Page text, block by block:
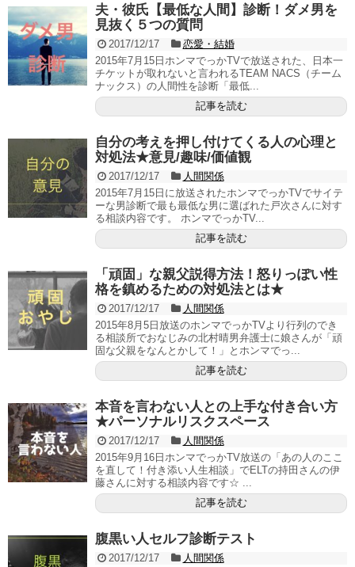
夫・彼氏【最低な人間】診断！ダメ男を
見抜く５つの質問
2017/12/17
恋愛・結婚
2015年7月15日ホンマでっかTVで放送された、日本一
チケットが取れないと言われるTEAM NACS（チーム
ナックス）の人間性を診断「最低...
記事を読む
自分の考えを押し付けてくる人の心理と
対処法★意見/趣味/価値観
2017/12/17
人間関係
2015年7月15日に放送されたホンマでっかTVでサイテ
ーな男診断で最も最低な男に選ばれた戸次さんに対す
る相談内容です。 ホンマでっかTV...
記事を読む
「頑固」な親父説得方法！怒りっぽい性
格を鎮めるための対処法とは★
2017/12/17
人間関係
2015年8月5日放送のホンマでっかTVより行列のでき
る相談所でおなじみの北村晴男弁護士に娘さんが「頑
固な父親をなんとかして！」とホンマでっ...
記事を読む
本音を言わない人との上手な付き合い方
★パーソナルリスクスペース
2017/12/17
人間関係
2015年9月16日ホンマでっかTV放送の「あの人のここ
を直して！付き添い人生相談」でELTの持田さんの伊
藤さんに対する相談内容です☆ ...
記事を読む
腹黒い人セルフ診断テスト
2017/12/17
人間関係